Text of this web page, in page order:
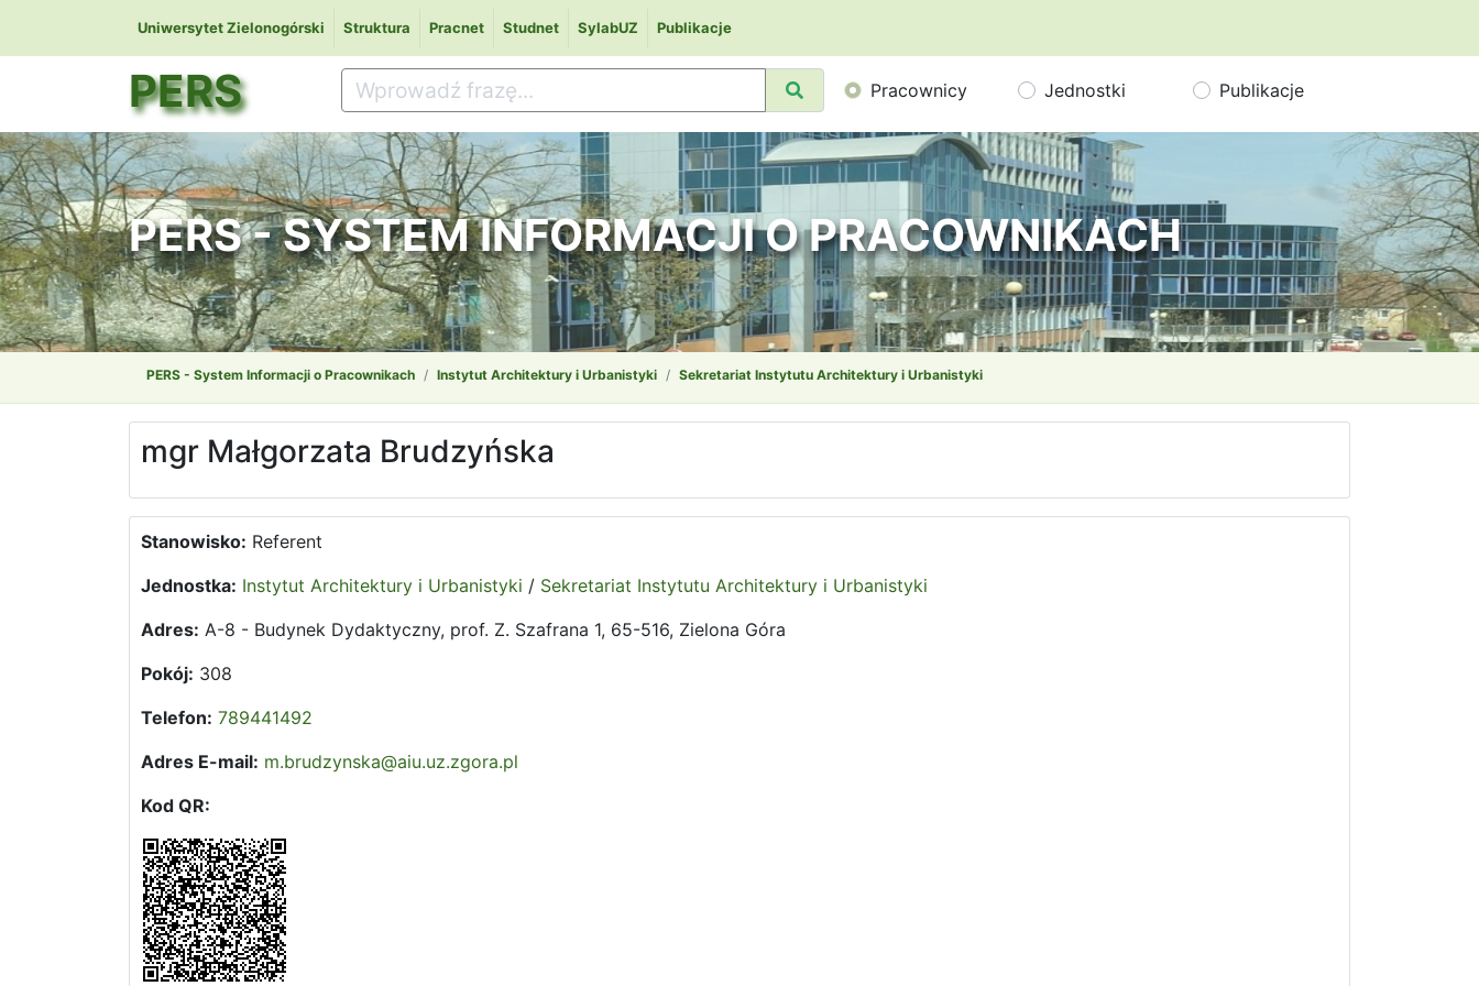
Uniwersytet Zielonogórski Struktura Pracnet Studnet SylabUZ Publikacje
PERS Pracownicy Jednostki Publikacje
PERS - SYSTEM INFORMACJI O PRACOWNIKACH
PERS - System Informacji o Pracownikach Instytut Architektury i Urbanistyki Sekretariat Instytutu Architektury i Urbanistyki
mgr Małgorzata Brudzyńska
Stanowisko: Referent
Jednostka: Instytut Architektury i Urbanistyki / Sekretariat Instytutu Architektury i Urbanistyki
Adres: A-8 - Budynek Dydaktyczny, prof. Z. Szafrana 1, 65-516, Zielona Góra
Pokój: 308
Telefon: 789441492
Adres E-mail: m.brudzynska@aiu.uz.zgora.pl
Kod QR: